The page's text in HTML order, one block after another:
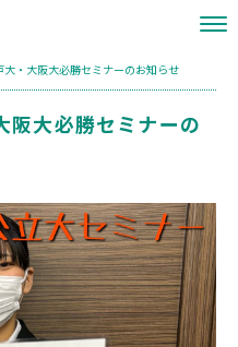
大・大阪大必勝セミナーのお知らせ
阪大必勝セミナーの